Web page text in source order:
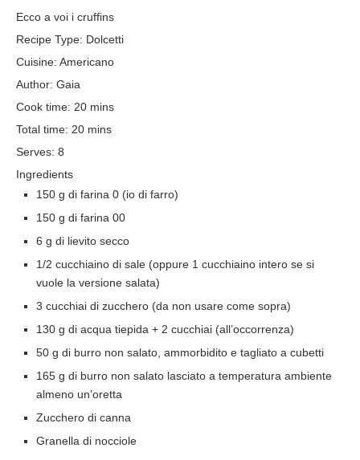
Ecco a voi i cruffins
Recipe Type: Dolcetti
Cuisine: Americano
Author: Gaia
Cook time: 20 mins
Total time: 20 mins
Serves: 8
Ingredients
150 g di farina 0 (io di farro)
150 g di farina 00
6 g di lievito secco
1/2 cucchiaino di sale (oppure 1 cucchiaino intero se si
vuole la versione salata)
3 cucchiai di zucchero (da non usare come sopra)
130 g di acqua tiepida + 2 cucchiai (all’occorrenza)
50 g di burro non salato, ammorbidito e tagliato a cubetti
165 g di burro non salato lasciato a temperatura ambiente
almeno un’oretta
Zucchero di canna
Granella di nocciole